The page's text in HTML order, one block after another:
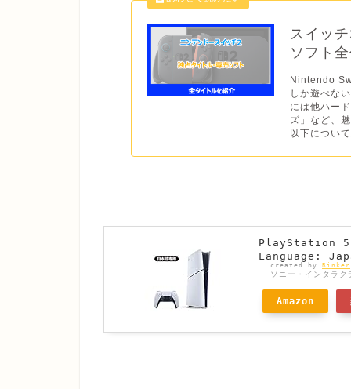
スイッ
ソフト
Nintendo
しか遊べな
には他ハー
ズ」など、
以下につい
PlayStation 5
Language:
created by Rinker
ソニー・インタラ
Amazon